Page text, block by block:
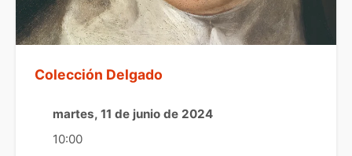
Colección Delgado
martes, 11 de junio de 2024
10:00